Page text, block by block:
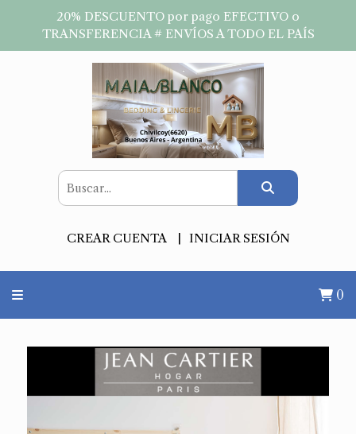
20% DESCUENTO por pago EFECTIVO o
TRANSFERENCIA # ENVÍOS A TODO EL PAÍS
CREAR CUENTA INICIAR SESIÓN
0